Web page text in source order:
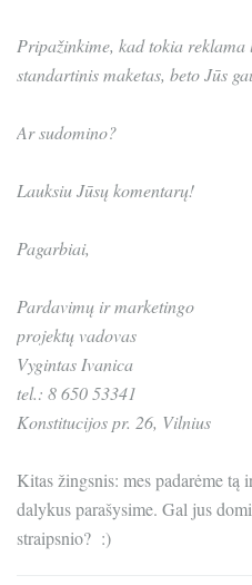
Pripažinkime, kad tokia reklama
standartinis maketas, beto Jūs
Ar sudomino?
Lauksiu Jūsų komentarų!
Pagarbiai,
Pardavimų ir marketingo
projektų vadovas
Vygintas Ivanica
tel.: 8 650 53341
Konstitucijos pr. 26, Vilnius
Kitas žingsnis: mes padarėme tą
dalykus parašysime. Gal jus
straipsnio? :)